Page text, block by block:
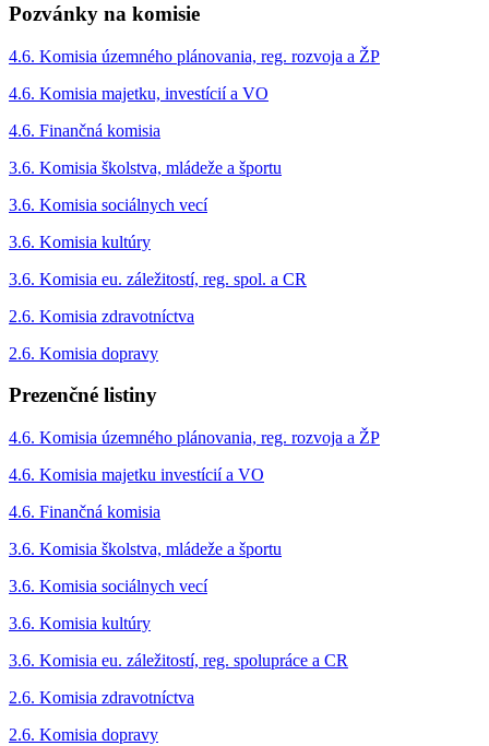
Pozvánky na komisie
4.6. Komisia územného plánovania, reg. rozvoja a ŽP
4.6. Komisia majetku, investícií a VO
4.6. Finančná komisia
3.6. Komisia školstva, mládeže a športu
3.6. Komisia sociálnych vecí
3.6. Komisia kultúry
3.6. Komisia eu. záležitostí, reg. spol. a CR
2.6. Komisia zdravotníctva
2.6. Komisia dopravy
Prezenčné listiny
4.6. Komisia územného plánovania, reg. rozvoja a ŽP
4.6. Komisia majetku investícií a VO
4.6. Finančná komisia
3.6. Komisia školstva, mládeže a športu
3.6. Komisia sociálnych vecí
3.6. Komisia kultúry
3.6. Komisia eu. záležitostí, reg. spolupráce a CR
2.6. Komisia zdravotníctva
2.6. Komisia dopravy